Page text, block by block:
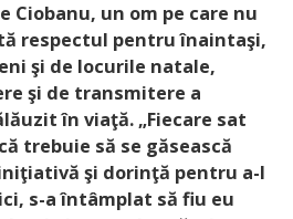
Ciobanu, un om pe care nu
respectul pentru înaintaşi,
şi de locurile natale,
şi de transmitere a
în viaţă. „Fiecare sat
trebuie să se găsească
şi dorinţă pentru a-l
s-a întâmplat să fiu eu